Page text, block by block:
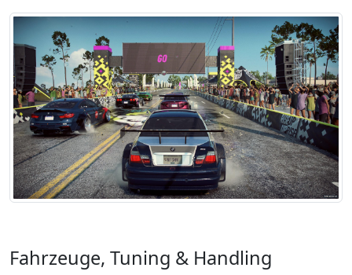
Fahrzeuge, Tuning & Handling